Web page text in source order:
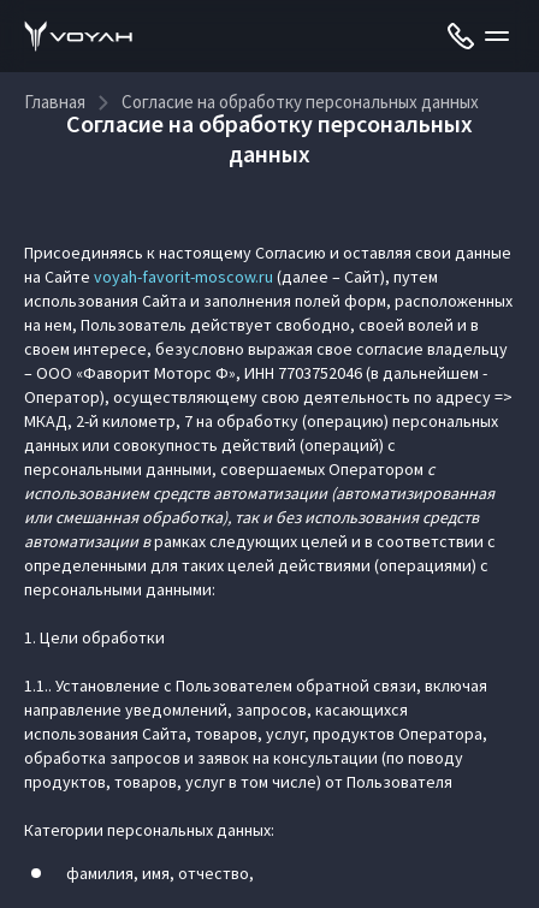
Главная Согласие на обработку персональных данных
Согласие на обработку персональных
данных
Присоединяясь к настоящему Согласию и оставляя свои данные
на Сайте voyah-favorit-moscow.ru (далее – Сайт), путем
использования Сайта и заполнения полей форм, расположенных
на нем, Пользователь действует свободно, своей волей и в
своем интересе, безусловно выражая свое согласие владельцу
– ООО «Фаворит Моторс Ф», ИНН 7703752046 (в дальнейшем -
Оператор), осуществляющему свою деятельность по адресу =>
МКАД, 2-й километр, 7 на обработку (операцию) персональных
данных или совокупность действий (операций) с
персональными данными, совершаемых Оператором с
использованием средств автоматизации (автоматизированная
или смешанная обработка), так и без использования средств
автоматизации врамках следующих целей и в соответствии с
определенными для таких целей действиями (операциями) с
персональными данными:
1. Цели обработки
1.1.. Установление с Пользователем обратной связи, включая
направление уведомлений, запросов, касающихся
использования Сайта, товаров, услуг, продуктов Оператора,
обработка запросов и заявок на консультации (по поводу
продуктов, товаров, услуг в том числе) от Пользователя
Категории персональных данных:
фамилия, имя, отчество,